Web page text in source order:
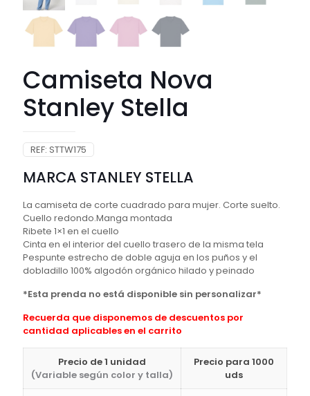
Camiseta Nova
Stanley Stella
REF: STTW175
MARCA STANLEY STELLA
La camiseta de corte cuadrado para mujer. Corte suelto.
Cuello redondo.Manga montada
Ribete 1×1 en el cuello
Cinta en el interior del cuello trasero de la misma tela
Pespunte estrecho de doble aguja en los puños y el
dobladillo 100% algodón orgánico hilado y peinado
*Esta prenda no está disponible sin personalizar*
Recuerda que disponemos de descuentos por
cantidad aplicables en el carrito
Precio de 1 unidad
(Variable según color y talla)
Precio para 1000
uds